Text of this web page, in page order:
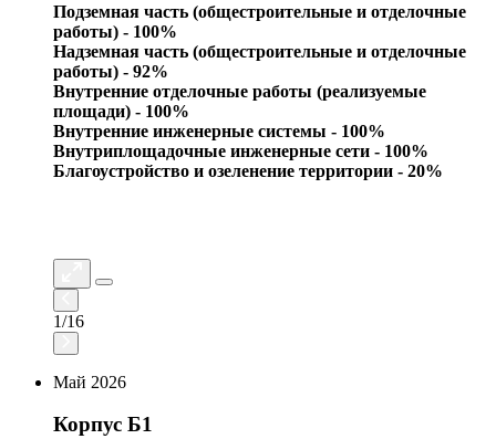
Подземная часть (общестроительные и отделочные
работы) - 100%
Надземная часть (общестроительные и отделочные
работы) - 92%
Внутренние отделочные работы (реализуемые
площади) - 100%
Внутренние инженерные системы - 100%
Внутриплощадочные инженерные сети - 100%
Благоустройство и озеленение территории - 20%
1/16
Май 2026
Корпус Б1